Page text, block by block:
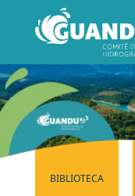
BIBLIOTECA